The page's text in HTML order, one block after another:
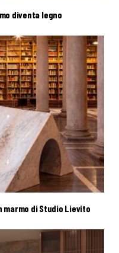
diventa legno
di Studio Lievito